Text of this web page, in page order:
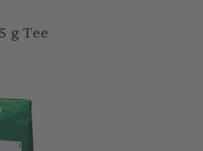
g Tee